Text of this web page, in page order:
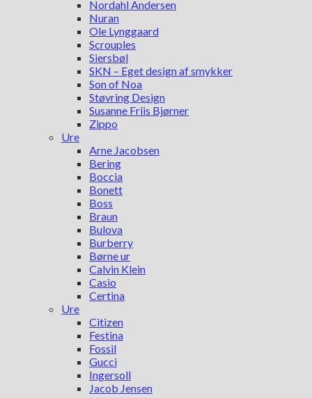
Nordahl Andersen
Nuran
Ole Lynggaard
Scrouples
Siersbøl
SKN – Eget design af smykker
Son of Noa
Støvring Design
Susanne Friis Bjørner
Zippo
Ure
Arne Jacobsen
Bering
Boccia
Bonett
Boss
Braun
Bulova
Burberry
Børne ur
Calvin Klein
Casio
Certina
Ure
Citizen
Festina
Fossil
Gucci
Ingersoll
Jacob Jensen